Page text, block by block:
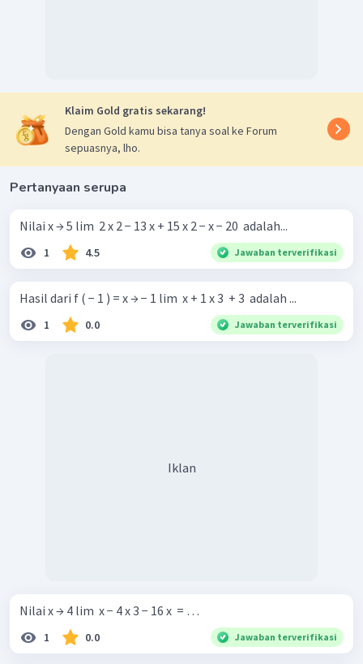
Klaim Gold gratis sekarang!
Dengan Gold kamu bisa tanya soal ke Forum
sepuasnya, lho.
Pertanyaan serupa
Nilai x → 5 lim ​ 2 x 2 − 13 x + 15 x 2 − x − 20 ​ adalah...
1 4.5 Jawaban terverifikasi
Hasil dari f ( − 1 ) = x → − 1 lim ​ x + 1 x 3 ​ + 3 ​ adalah ...
1 0.0 Jawaban terverifikasi
Iklan
Nilai x → 4 lim ​ x − 4 x 3 − 16 x ​ = …
1 0.0 Jawaban terverifikasi